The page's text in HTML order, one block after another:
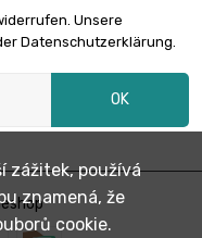
€
€
Unsere
Datenschutzerklärung.
OK
zážitek, používá
znamená, že
cookie.